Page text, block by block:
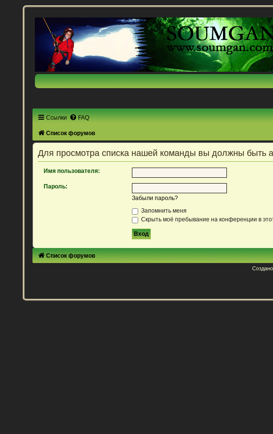
Ссылки FAQ
Список форумов
Для просмотра списка нашей команды вы должны быть
Имя пользователя:
Пароль:
Забыли пароль?
Запомнить меня
Скрыть моё пребывание на конференции в
Список форумов